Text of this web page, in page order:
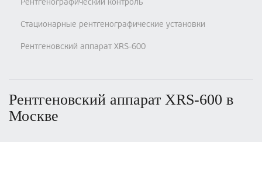
Рентгенографический контроль
Стационарные рентгенографические установки
Рентгеновский аппарат XRS-600
Рентгеновский аппарат XRS-600 в
Москве